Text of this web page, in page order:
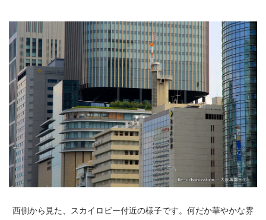
西側から見た、スカイロビー付近の様子です。何だか華やかな雰